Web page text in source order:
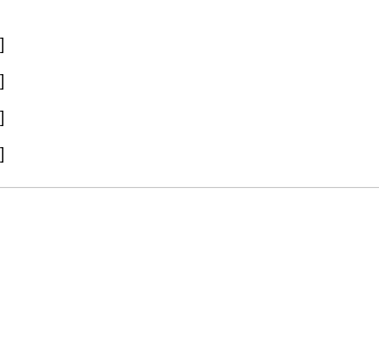
]
]
]
]